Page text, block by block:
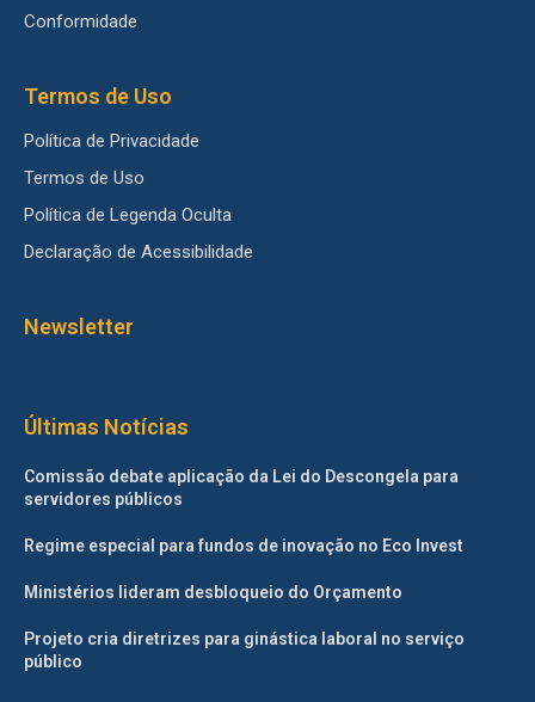
Conformidade
Termos de Uso
Política de Privacidade
Termos de Uso
Política de Legenda Oculta
Declaração de Acessibilidade
Newsletter
Últimas Notícias
Comissão debate aplicação da Lei do Descongela para
servidores públicos
Regime especial para fundos de inovação no Eco Invest
Ministérios lideram desbloqueio do Orçamento
Projeto cria diretrizes para ginástica laboral no serviço
público